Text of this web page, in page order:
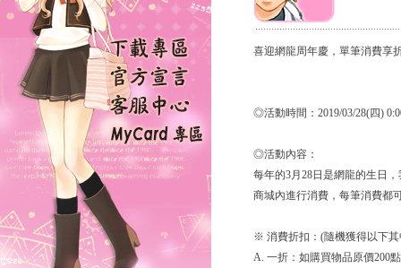
喜迎網龍周年慶，單筆消費享
◎活動時間：2019/03/28(四)
◎活動內容：
每年的3月28日是網龍的生日
商城內進行消費，每筆消費都
※ 消費折扣：(隨機獲得以下
A. 一折：如購買物品原價200